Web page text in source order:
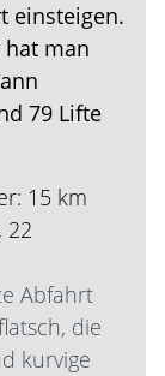
einsteigen.
hat man
79 Lifte
15 km
22
Abfahrt
die
kurvige